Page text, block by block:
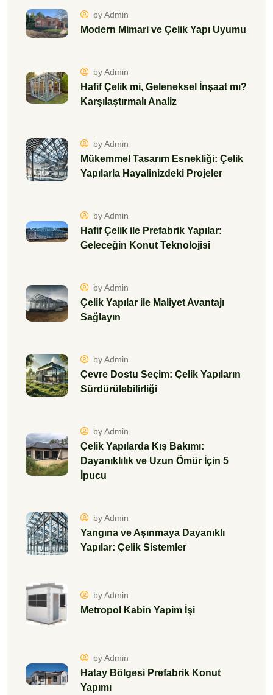
by Admin
Modern Mimari ve Çelik Yapı Uyumu
by Admin
Hafif Çelik mi, Geleneksel İnşaat mı?
Karşılaştırmalı Analiz
by Admin
Mükemmel Tasarım Esnekliği: Çelik
Yapılarla Hayalinizdeki Projeler
by Admin
Hafif Çelik ile Prefabrik Yapılar:
Geleceğin Konut Teknolojisi
by Admin
Çelik Yapılar ile Maliyet Avantajı
Sağlayın
by Admin
Çevre Dostu Seçim: Çelik Yapıların
Sürdürülebilirliği
by Admin
Çelik Yapılarda Kış Bakımı:
Dayanıklılık ve Uzun Ömür İçin 5
İpucu
by Admin
Yangına ve Aşınmaya Dayanıklı
Yapılar: Çelik Sistemler
by Admin
Metropol Kabin Yapim İşi
by Admin
Hatay Bölgesi Prefabrik Konut
Yapımı